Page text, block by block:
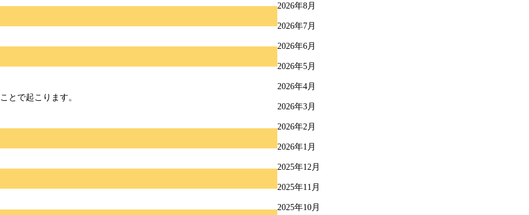
とで起こります。
2026年8月
2026年7月
2026年6月
2026年5月
2026年4月
2026年3月
2026年2月
2026年1月
2025年12月
2025年11月
2025年10月